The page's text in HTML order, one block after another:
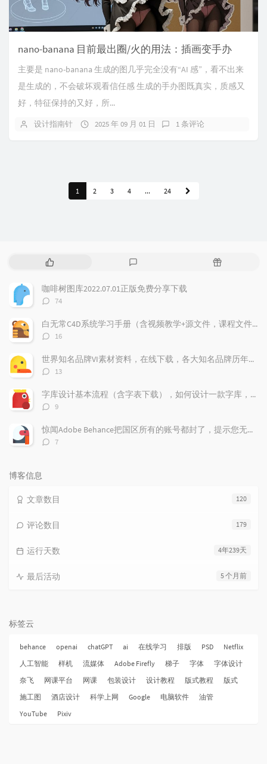
nano-banana 目前最出圈/火的用法：插画变手办
主要是 nano-banana 生成的图几乎完全没有“AI 感”，看不出来
是生成的，不会破坏观看信任感 生成的手办图既真实，质感又
好，特征保持的又好，所...
设计指南针 2025 年 09 月 01 日 1 条评论
1 2 3 4 ... 24
热
文
章
评
论
随
咖啡树图库2022.07.01正版免费分享下载
评
数：
74
白无常C4D系统学习手册（含视频教学+源文件，课程文件）免费下载学习
评
数：
16
世界知名品牌VI素材资料，在线下载，各大知名品牌历年的VI记录都存在这上面，
评
数：
13
字库设计基本流程（含字表下载），如何设计一款字库，字体标准流程，字表整理
评
数：
9
惊闻Adobe Behance把国区所有的账号都封了，提示您无权访问本产品，下面我来告诉大家如何做，找回你的作品！找回behance账号，恢复behance老账号数据。
评
7
博客信息
120
文章数目
179
评论数目
4年239天
运行天数
5 个月前
最后活动
标签云
behance openai chatGPT ai 在线学习 排版 PSD
Netflix
人工智能
样机 流媒体 Adobe Firefly 梯子 字体
字体设计
奈飞
网课平台 网课 包装设计 设计教程 版式教程
版式
施工图
酒店设计 科学上网 Google 电脑软件
油管
YouTube
Pixiv